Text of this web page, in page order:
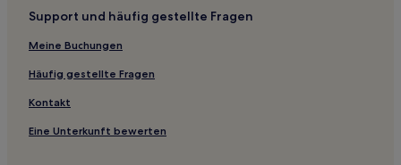
Hotels nahe Kirche und Kloster von Santa Catalina
Hotels nahe Kathedrale von Cusco
Jerusalén Hotels
Provinz Anta: Hotels
Wanchaq: Hotels
Support und häufig gestellte Fragen
Meine Buchungen
Häufig gestellte Fragen
Kontakt
Eine Unterkunft bewerten